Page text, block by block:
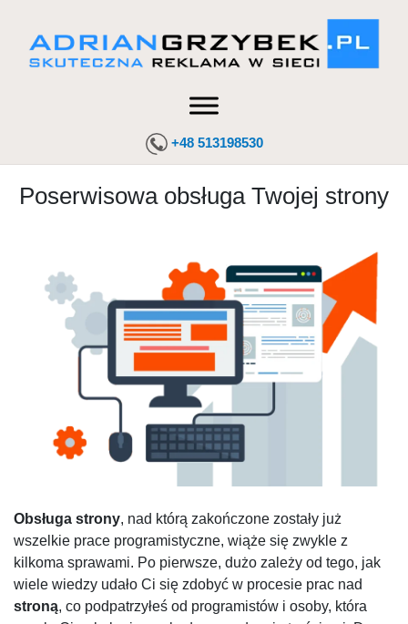
+48 513198530
Poserwisowa obsługa Twojej strony
Obsługa strony, nad którą zakończone zostały już
wszelkie prace programistyczne, wiąże się zwykle z
kilkoma sprawami. Po pierwsze, dużo zależy od tego, jak
wiele wiedzy udało Ci się zdobyć w procesie prac nad
stroną, co podpatrzyłeś od programistów i osoby, która